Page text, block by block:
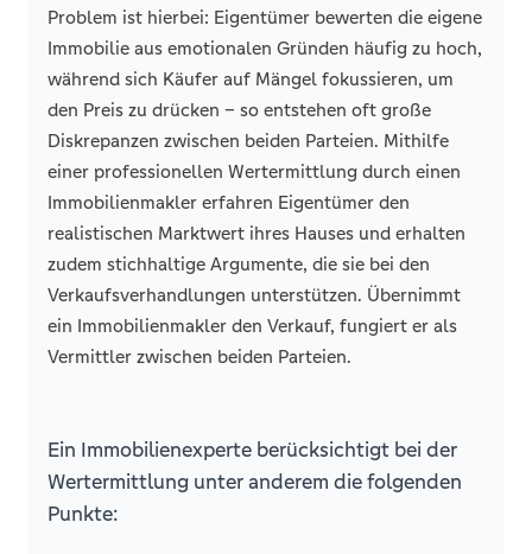
Problem ist hierbei: Eigentümer bewerten die eigene
Immobilie aus emotionalen Gründen häufig zu hoch,
während sich Käufer auf Mängel fokussieren, um
den Preis zu drücken – so entstehen oft große
Diskrepanzen zwischen beiden Parteien. Mithilfe
einer professionellen Wertermittlung durch einen
Immobilienmakler erfahren Eigentümer den
realistischen Marktwert ihres Hauses und erhalten
zudem stichhaltige Argumente, die sie bei den
Verkaufsverhandlungen unterstützen. Übernimmt
ein Immobilienmakler den Verkauf, fungiert er als
Vermittler zwischen beiden Parteien.
Ein Immobilienexperte berücksichtigt bei der
Wertermittlung unter anderem die folgenden
Punkte: